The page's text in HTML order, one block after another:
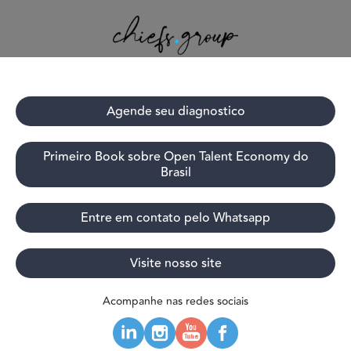
Agende seu diagnostico
Primeiro Book sobre Open Talent Economy do
Brasil
Entre em contato pelo Whatsapp
Visite nosso site
Acompanhe nas redes sociais